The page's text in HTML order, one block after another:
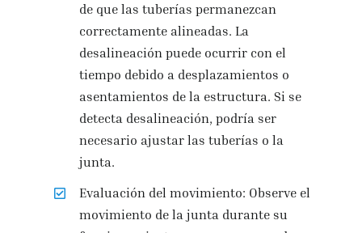
de que las tuberías permanezcan
correctamente alineadas. La
desalineación puede ocurrir con el
tiempo debido a desplazamientos o
asentamientos de la estructura. Si se
detecta desalineación, podría ser
necesario ajustar las tuberías o la
junta.
Evaluación del movimiento: Observe el
movimiento de la junta durante su